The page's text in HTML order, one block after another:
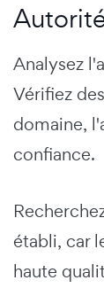
Analysez
Vérifiez
domaine,
confiance.
établi, car
haute